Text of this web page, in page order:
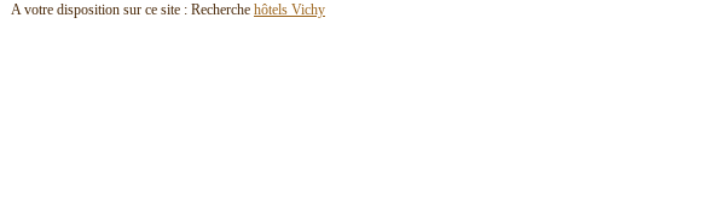
A votre disposition sur ce site : Recherche hôtels Vichy